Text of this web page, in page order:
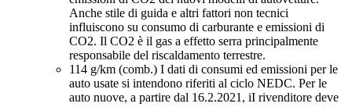
Anche stile di guida e altri fattori non tecnici
influiscono su consumo di carburante e emissioni di
CO2. Il CO2 è il gas a effetto serra principalmente
responsabile del riscaldamento terrestre.
114 g/km (comb.) I dati di consumi ed emissioni per le
auto usate si intendono riferiti al ciclo NEDC. Per le
auto nuove, a partire dal 16.2.2021, iI rivenditore deve